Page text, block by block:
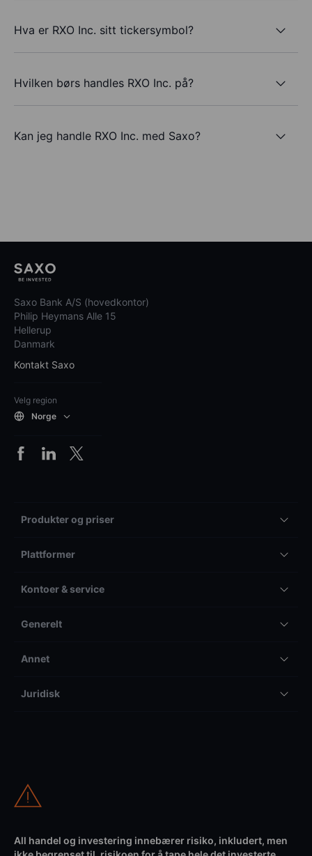
Hva er RXO Inc. sitt tickersymbol?
Hvilken børs handles RXO Inc. på?
Kan jeg handle RXO Inc. med Saxo?
Saxo Bank A/S (hovedkontor)
Philip Heymans Alle 15
Hellerup
Danmark
Kontakt Saxo
Velg region
Norge
Produkter og priser
Plattformer
Kontoer & service
Generelt
Annet
Juridisk
All handel og investering innebærer risiko, inkludert, men